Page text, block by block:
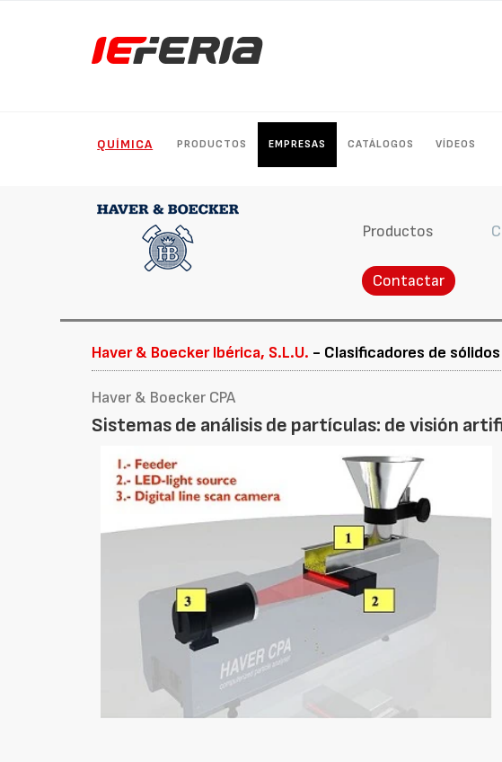
QUÍMICA PRODUCTOS EMPRESAS CATÁLOGOS VÍDEOS
Productos
Contactar
Haver & Boecker Ibérica, S.L.U. - Clasificadores de sólidos
Haver & Boecker CPA
Sistemas de análisis de partículas: de visión